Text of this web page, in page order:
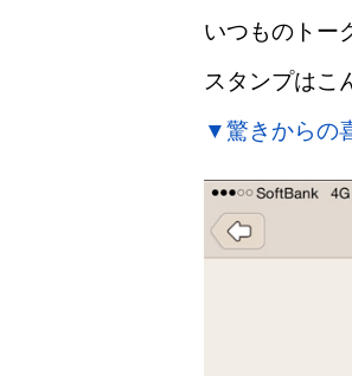
いつものトー
スタンプはこ
▼驚きからの